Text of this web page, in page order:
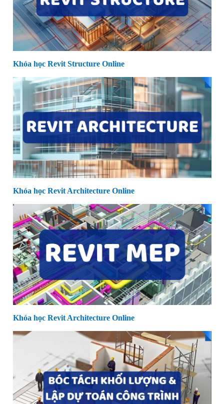
Khóa học Revit Structure Online
Khóa học Revit Architecture Online
Khóa học Revit Architecture Online